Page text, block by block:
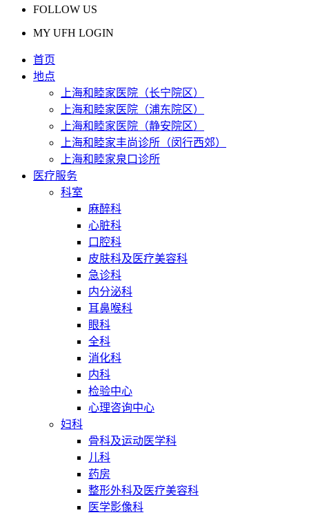
FOLLOW US
MY UFH LOGIN
首页
地点
上海和睦家医院（长宁院区）
上海和睦家医院（浦东院区）
上海和睦家医院（静安院区）
上海和睦家丰尚诊所（闵行西郊）
上海和睦家泉口诊所
医疗服务
科室
麻醉科
心脏科
口腔科
皮肤科及医疗美容科
急诊科
内分泌科
耳鼻喉科
眼科
全科
消化科
内科
检验中心
心理咨询中心
妇科
骨科及运动医学科
儿科
药房
整形外科及医疗美容科
医学影像科